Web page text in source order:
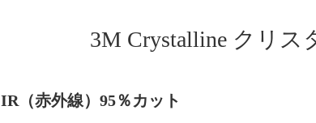
3M Crystalline クリ
IR（赤外線）95％カット